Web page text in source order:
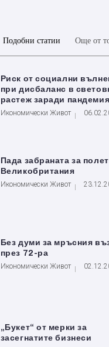
Подобни статии Още от
Риск от социални
при дисбаланс в
растеж заради
Икономически Живот
Пада забраната за
Великобритания
Икономически Живот
Без думи за мръсния
през 72-ра
Икономически Живот
„Букет“ от мерки за
засегнатите бизнеси